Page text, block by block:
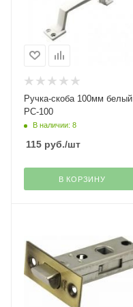
Ручка-скоба 100мм белый
РС-100
В наличии: 8
115 руб./шт
В КОРЗИНУ